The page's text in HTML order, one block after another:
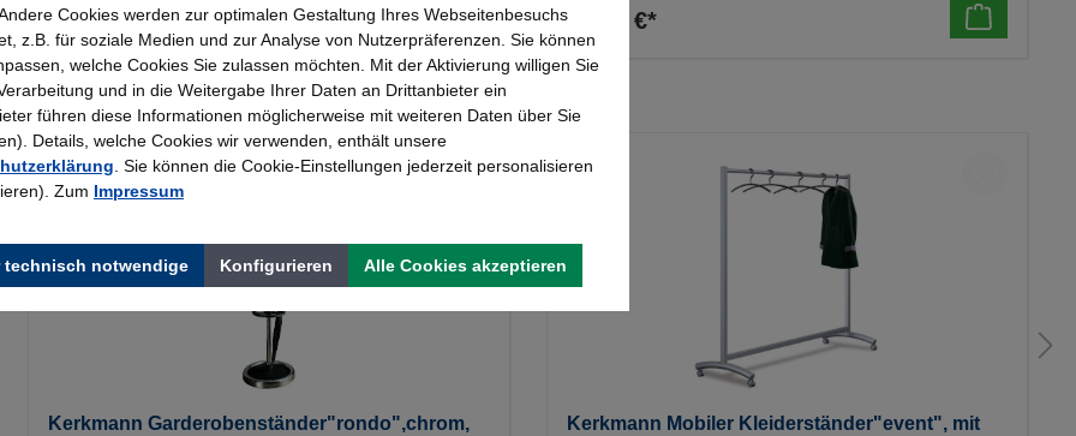
63,90 €* 46,65 €*
Kerkmann Garderobenständer"rondo",chrom,
Kerkmann Mobiler Kleiderständer"event", mit
Cookies werden zur optimalen Gestaltung Ihres Webseitenbesuchs
z.B. für soziale Medien und zur Analyse von Nutzerpräferenzen. Sie können
welche Cookies Sie zulassen möchten. Mit der Aktivierung willigen Sie
und in die Weitergabe Ihrer Daten an Drittanbieter ein
führen diese Informationen möglicherweise mit weiteren Daten über Sie
Details, welche Cookies wir verwenden, enthält unsere
. Sie können die Cookie-Einstellungen jederzeit personalisieren
Zum Impressum
technisch notwendige Konfigurieren Alle Cookies akzeptieren